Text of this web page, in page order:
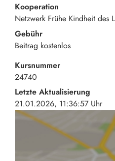
Kooperation
Netzwerk Frühe Kindheit des
Gebühr
Beitrag kostenlos
Kursnummer
24740
Letzte Aktualisierung
21.01.2026, 11:36:57 Uhr